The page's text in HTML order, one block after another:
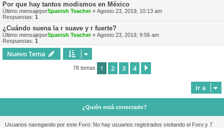
Por que hay tantos modismos en México
Último mensajeporSpanish Teacher« Agosto 23, 2019, 10:13 am
Respuestas: 1
¿Cuándo suena la r suave y r fuerte?
Último mensajeporSpanish Teacher« Agosto 23, 2019, 9:56 am
Respuestas: 1
Nuevo Tema
78 temas 1 2 3 4
Ir a
¿Quién está conectado?
Usuarios navegando por este Foro: No hay usuarios registrados visitando el Foro y 7